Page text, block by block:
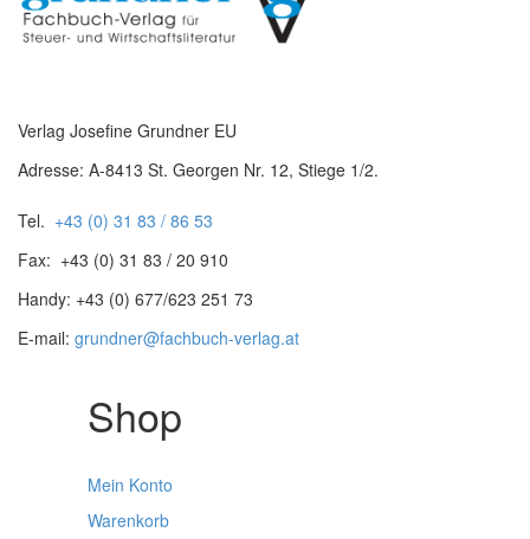
Verlag Josefine Grundner EU
Adresse: A-8413 St. Georgen Nr. 12, Stiege 1/2.
Tel. +43 (0) 31 83 / 86 53
Fax: +43 (0) 31 83 / 20 910
Handy: +43 (0) 677/623 251 73
E-mail: grundner@fachbuch-verlag.at
Shop
Mein Konto
Warenkorb